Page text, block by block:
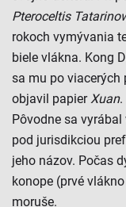
Pteroceltis
rokoch vymývania
biele vlákna. Kong
sa mu po viacerých
objavil papier Xuan.
Pôvodne sa
pod jurisdikciou
jeho názov. Počas
konope (prvé
moruše.